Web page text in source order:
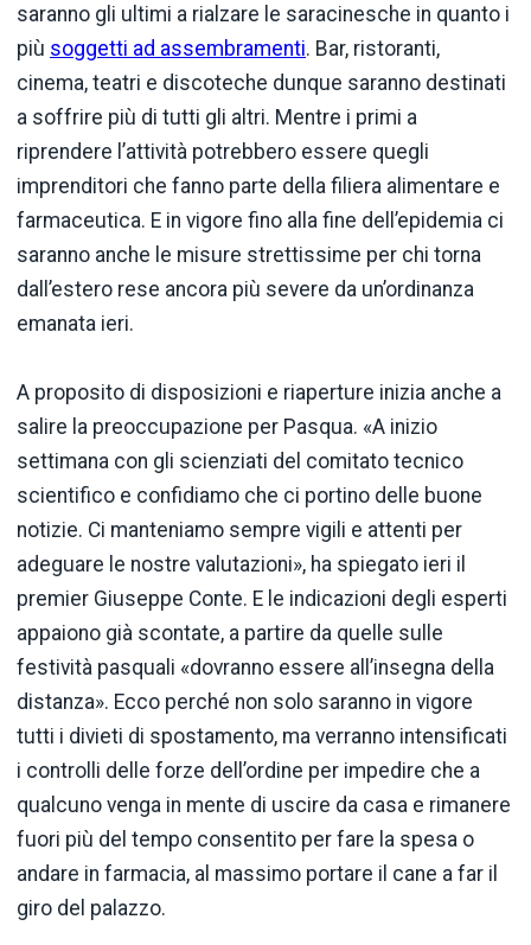
saranno gli ultimi a rialzare le saracinesche in quanto i
più soggetti ad assembramenti. Bar, ristoranti,
cinema, teatri e discoteche dunque saranno destinati
a soffrire più di tutti gli altri. Mentre i primi a
riprendere l’attività potrebbero essere quegli
imprenditori che fanno parte della filiera alimentare e
farmaceutica. E in vigore fino alla fine dell’epidemia ci
saranno anche le misure strettissime per chi torna
dall’estero rese ancora più severe da un’ordinanza
emanata ieri.
A proposito di disposizioni e riaperture inizia anche a
salire la preoccupazione per Pasqua. «A inizio
settimana con gli scienziati del comitato tecnico
scientifico e confidiamo che ci portino delle buone
notizie. Ci manteniamo sempre vigili e attenti per
adeguare le nostre valutazioni», ha spiegato ieri il
premier Giuseppe Conte. E le indicazioni degli esperti
appaiono già scontate, a partire da quelle sulle
festività pasquali «dovranno essere all’insegna della
distanza». Ecco perché non solo saranno in vigore
tutti i divieti di spostamento, ma verranno intensificati
i controlli delle forze dell’ordine per impedire che a
qualcuno venga in mente di uscire da casa e rimanere
fuori più del tempo consentito per fare la spesa o
andare in farmacia, al massimo portare il cane a far il
giro del palazzo.